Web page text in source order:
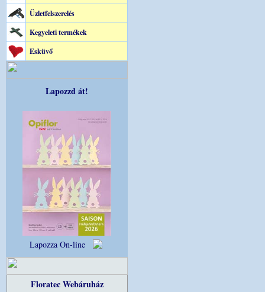
Üzletfelszerelés
Kegyeleti termékek
Esküvő
Lapozzd át!
Lapozza On-line
Floratec Webáruház